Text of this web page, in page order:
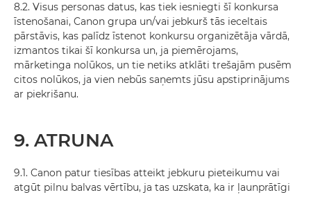
8.2. Visus personas datus, kas tiek iesniegti šī konkursa
īstenošanai, Canon grupa un/vai jebkurš tās ieceltais
pārstāvis, kas palīdz īstenot konkursu organizētāja vārdā,
izmantos tikai šī konkursa un, ja piemērojams,
mārketinga nolūkos, un tie netiks atklāti trešajām pusēm
citos nolūkos, ja vien nebūs saņemts jūsu apstiprinājums
ar piekrišanu.
9. ATRUNA
9.1. Canon patur tiesības atteikt jebkuru pieteikumu vai
atgūt pilnu balvas vērtību, ja tas uzskata, ka ir ļaunprātīgi